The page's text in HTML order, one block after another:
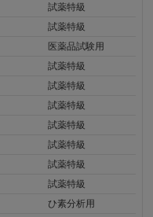
試薬特級
試薬特級
医薬品試験用
試薬特級
試薬特級
試薬特級
試薬特級
試薬特級
試薬特級
試薬特級
ひ素分析用